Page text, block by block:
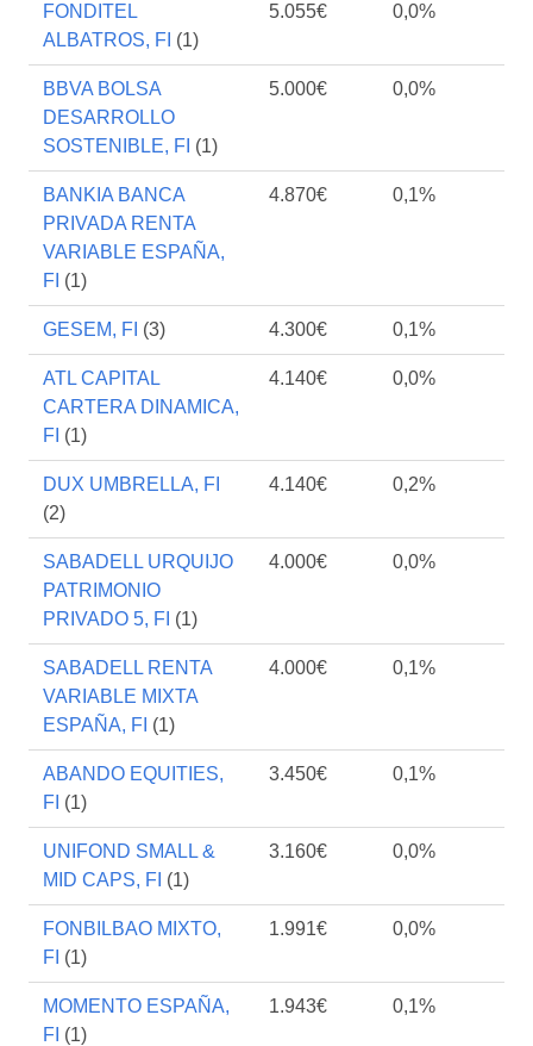
FONDITEL
ALBATROS, FI (1)
5.055€ 0,0%
BBVA BOLSA
DESARROLLO
SOSTENIBLE, FI (1)
5.000€ 0,0%
BANKIA BANCA
PRIVADA RENTA
VARIABLE ESPAÑA,
FI (1)
4.870€ 0,1%
GESEM, FI (3) 4.300€ 0,1%
ATL CAPITAL
CARTERA DINAMICA,
FI (1)
4.140€ 0,0%
DUX UMBRELLA, FI
(2)
4.140€ 0,2%
SABADELL URQUIJO
PATRIMONIO
PRIVADO 5, FI (1)
4.000€ 0,0%
SABADELL RENTA
VARIABLE MIXTA
ESPAÑA, FI (1)
4.000€ 0,1%
ABANDO EQUITIES,
FI (1)
3.450€ 0,1%
UNIFOND SMALL &
MID CAPS, FI (1)
3.160€ 0,0%
FONBILBAO MIXTO,
FI (1)
1.991€ 0,0%
MOMENTO ESPAÑA,
FI (1)
1.943€ 0,1%